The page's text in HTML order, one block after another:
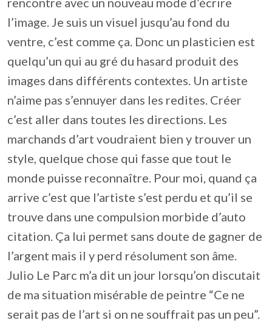
l’image. Je suis un visuel jusqu’au fond du
ventre, c’est comme ça. Donc un plasticien est
quelqu’un qui au gré du hasard produit des
images dans différents contextes. Un artiste
n’aime pas s’ennuyer dans les redites. Créer
c’est aller dans toutes les directions. Les
marchands d’art voudraient bien y trouver un
style, quelque chose qui fasse que tout le
monde puisse reconnaître. Pour moi, quand ça
arrive c’est que l’artiste s’est perdu et qu’il se
trouve dans une compulsion morbide d’auto
citation. Ça lui permet sans doute de gagner de
l’argent mais il y perd résolument son âme.
Julio Le Parc m’a dit un jour lorsqu’on discutait
de ma situation misérable de peintre “Ce ne
serait pas de l’art si on ne souffrait pas un peu”.